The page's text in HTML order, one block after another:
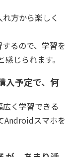
方から楽しく
るので、学習を
じられます。
入予定で、何
く学習できる
Androidスマホを